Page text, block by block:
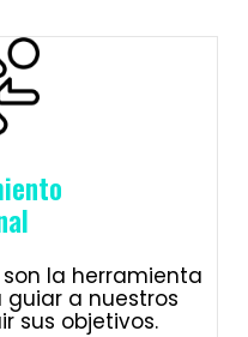
la herramienta
a nuestros
sus objetivos.